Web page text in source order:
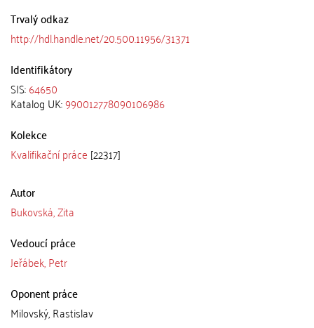
Trvalý odkaz
http://hdl.handle.net/20.500.11956/31371
Identifikátory
SIS:64650
Katalog UK:990012778090106986
Kolekce
Kvalifikační práce [22317]
Autor
Bukovská, Zita
Vedoucí práce
Jeřábek, Petr
Oponent práce
Milovský, Rastislav